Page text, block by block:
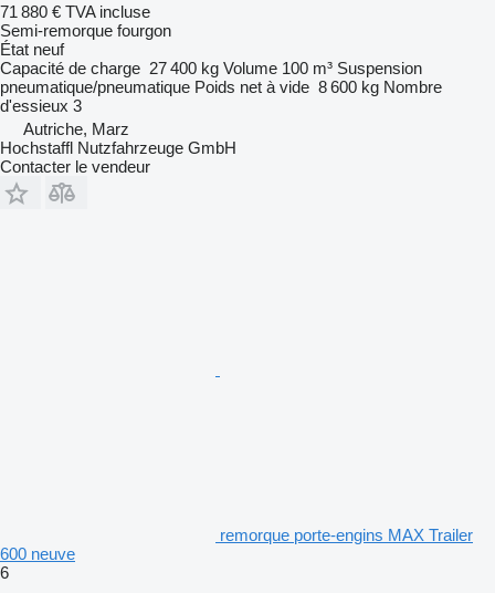
71 880 € TVA incluse
Semi-remorque fourgon
État neuf
Capacité de charge 27 400 kg Volume 100 m³ Suspension
pneumatique/pneumatique Poids net à vide 8 600 kg Nombre
d'essieux 3
Autriche, Marz
Hochstaffl Nutzfahrzeuge GmbH
Contacter le vendeur
remorque porte-engins MAX Trailer
600 neuve
6